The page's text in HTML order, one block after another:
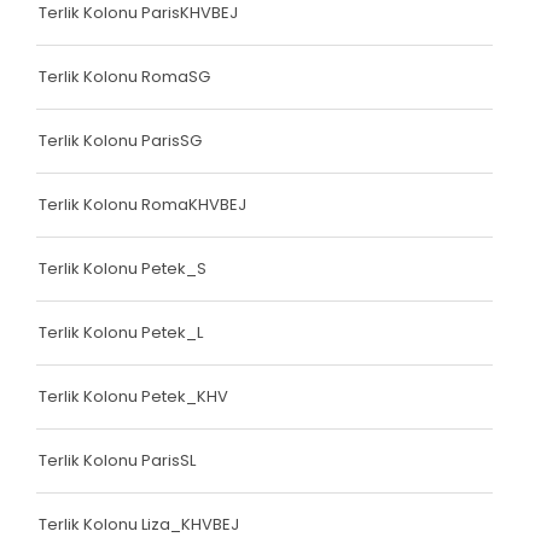
Terlik Kolonu ParisKHVBEJ
Terlik Kolonu RomaSG
Terlik Kolonu ParisSG
Terlik Kolonu RomaKHVBEJ
Terlik Kolonu Petek_S
Terlik Kolonu Petek_L
Terlik Kolonu Petek_KHV
Terlik Kolonu ParisSL
Terlik Kolonu Liza_KHVBEJ